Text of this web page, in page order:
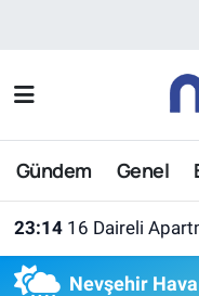
Gündem Genel
23:14 16 Daireli
Nevşehir
Nöbetçi
Hava Durumu